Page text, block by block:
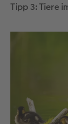
Tipp 3: Tiere